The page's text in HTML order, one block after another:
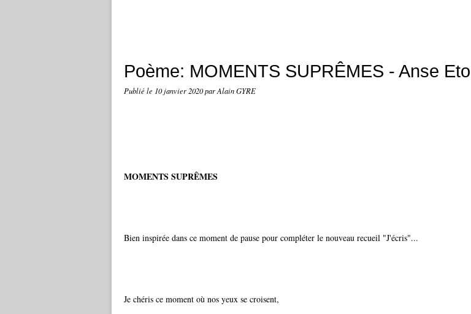
Poème: MOMENTS SUPRÊMES - Anse
Publié le 10 janvier 2020par Alain GYRE
MOMENTS SUPRÊMES
Bien inspirée dans ce moment de pause pour compléter le nouveau recueil "J'écris"...
Je chéris ce moment où nos yeux se croisent,